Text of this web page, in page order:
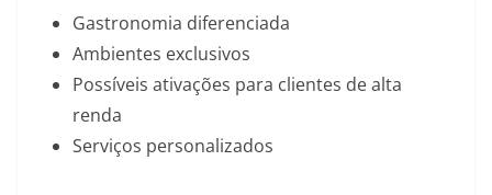
Gastronomia diferenciada
Ambientes exclusivos
Possíveis ativações para clientes de alta
renda
Serviços personalizados